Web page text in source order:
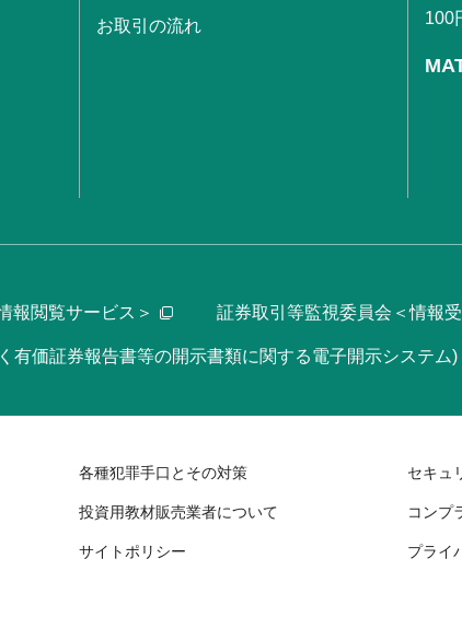
お取引の流れ 100
報閲覧サービス＞ 証券取引等監視委員会＜情報
有価証券報告書等の開示書類に関する電子開示システム)
各種犯罪手口とその対策 セキュ
投資用教材販売業者について コンプ
サイトポリシー プライ